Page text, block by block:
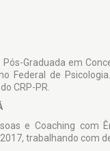
Graduada em
Federal de
CRP-PR.
e Coaching com
trabalhando com